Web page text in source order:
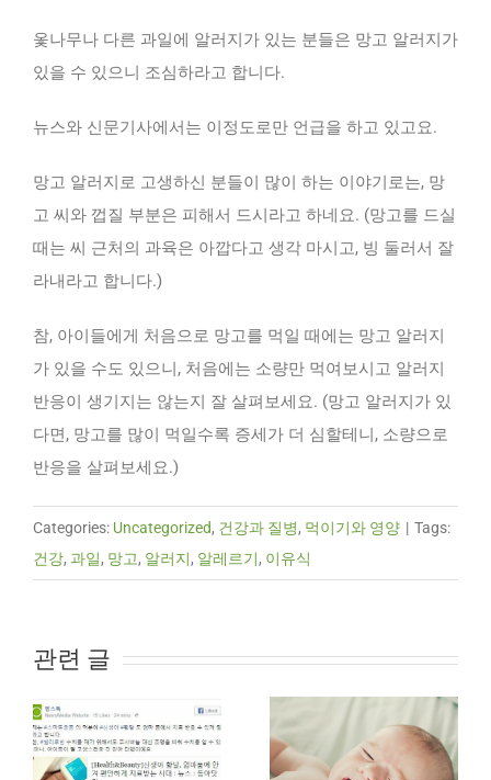
옻나무나 다른 과일에 알러지가 있는 분들은 망고 알러지가
있을 수 있으니 조심하라고 합니다.
뉴스와 신문기사에서는 이정도로만 언급을 하고 있고요.
망고 알러지로 고생하신 분들이 많이 하는 이야기로는, 망
고 씨와 껍질 부분은 피해서 드시라고 하네요. (망고를 드실
때는 씨 근처의 과육은 아깝다고 생각 마시고, 빙 둘러서 잘
라내라고 합니다.)
참, 아이들에게 처음으로 망고를 먹일 때에는 망고 알러지
가 있을 수도 있으니, 처음에는 소량만 먹여보시고 알러지
반응이 생기지는 않는지 잘 살펴보세요. (망고 알러지가 있
다면, 망고를 많이 먹일수록 증세가 더 심할테니, 소량으로
반응을 살펴보세요.)
Categories: Uncategorized, 건강과 질병, 먹이기와 영양 | Tags:
건강, 과일, 망고, 알러지, 알레르기, 이유식
관련 글